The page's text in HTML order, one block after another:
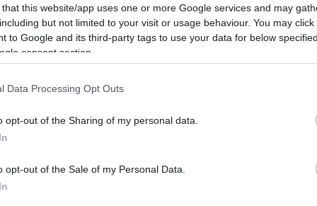
that this website/app uses one or more Google services and may
but not limited to your visit or usage behaviour. You may
to Google and its third-party tags to use your data for below
consent section.
Data Processing Opt Outs
opt-out of the Sharing of my personal data.
opt-out of the Sale of my Personal Data.